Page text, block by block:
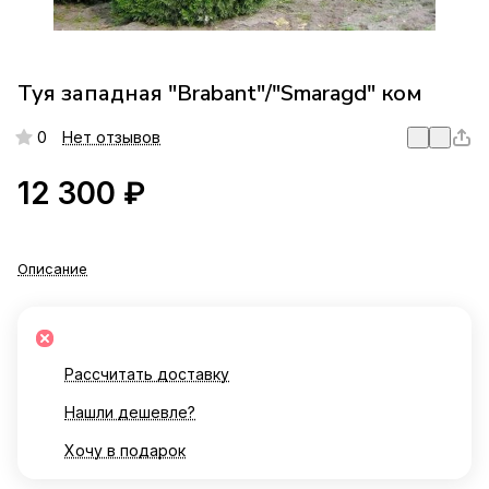
Туя западная "Brabant"/"Smaragd" ком
0 Нет отзывов
12 300 ₽
Описание
Рассчитать доставку
Нашли дешевле?
Хочу в подарок